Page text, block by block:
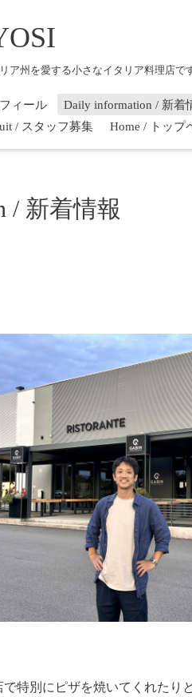
ア州を愛する小さなイタリア料理店で
ィール Daily information / 新着
/ スタッフ募集 Home / トップ
/ 新着情報
特別にピザを焼いてくれたり